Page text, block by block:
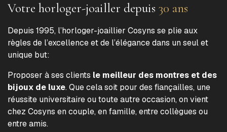
Votre horloger-joailler depuis 30 ans
Depuis 1995, l’horloger-joaillier Cosyns se plie aux
règles de l’excellence et de l’élégance dans un seul et
unique but:
Proposer à ses clients le meilleur des montres et des
bijoux de luxe. Que cela soit pour des fiançailles, une
réussite universitaire ou toute autre occasion, on vient
chez Cosyns en couple, en famille, entre collègues ou
entre amis.